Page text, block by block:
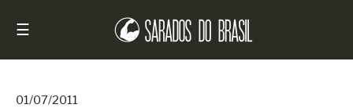
☰
01/07/2011